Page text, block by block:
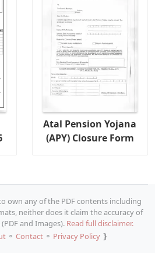
Atal Pension Yojana
(APY) Closure Form
own any of the PDF contents including
neither does it claim the accuracy of
and Images). Read full disclaimer.
⚬ Contact⚬ Privacy Policy❵